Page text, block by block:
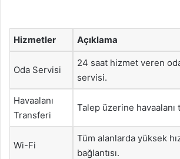
Hizmetler Açıklama
Oda Servisi
24 saat hizmet veren
servisi.
Havaalanı
Transferi
Talep üzerine
Wi-Fi
Tüm alanlarda yüksek
bağlantısı.